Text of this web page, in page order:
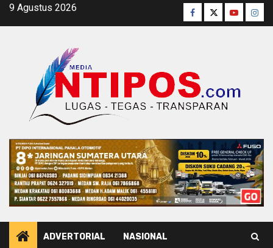
Skip9 Agustus 2026 Facebook
TwitterYoutube
ADVERTORIAL NASIONAL